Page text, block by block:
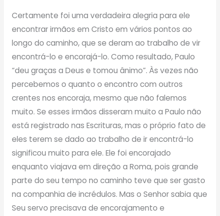
Certamente foi uma verdadeira alegria para ele
encontrar irmãos em Cristo em vários pontos ao
longo do caminho, que se deram ao trabalho de vir
encontrá-lo e encorajá-lo. Como resultado, Paulo
“deu graças a Deus e tomou ânimo”. Às vezes não
percebemos o quanto o encontro com outros
crentes nos encoraja, mesmo que não falemos
muito. Se esses irmãos disseram muito a Paulo não
está registrado nas Escrituras, mas o próprio fato de
eles terem se dado ao trabalho de ir encontrá-lo
significou muito para ele. Ele foi encorajado
enquanto viajava em direção a Roma, pois grande
parte do seu tempo no caminho teve que ser gasto
na companhia de incrédulos. Mas o Senhor sabia que
Seu servo precisava de encorajamento e